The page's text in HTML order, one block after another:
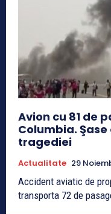
Avion cu 81 de
Columbia.
tragediei
Actualitate 29
Accident aviatic de
transporta 72 de